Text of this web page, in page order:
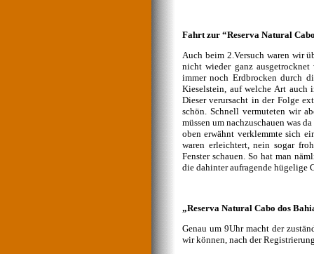
Fahrt zur “Reserva Natural
Auch beim 2.Versuch waren wir
nicht wieder ganz
immer noch Erdbrocken durch
Kieselstein, auf welche Art auch
Dieser verursacht in der Folge
schön. Schnell vermuteten wir
müssen um nachzuschauen was
oben erwähnt verklemmte sich
waren erleichtert, nein sogar
Fenster schauen. So hat man
die dahinter aufragende hügelige
„Reserva Natural Cabo dos
Genau um 9Uhr macht der
wir können, nach der